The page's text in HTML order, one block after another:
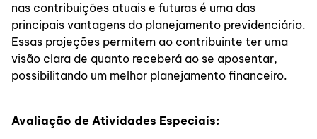
nas contribuições atuais e futuras é uma das
principais vantagens do planejamento previdenciário.
Essas projeções permitem ao contribuinte ter uma
visão clara de quanto receberá ao se aposentar,
possibilitando um melhor planejamento financeiro.
Avaliação de Atividades Especiais: